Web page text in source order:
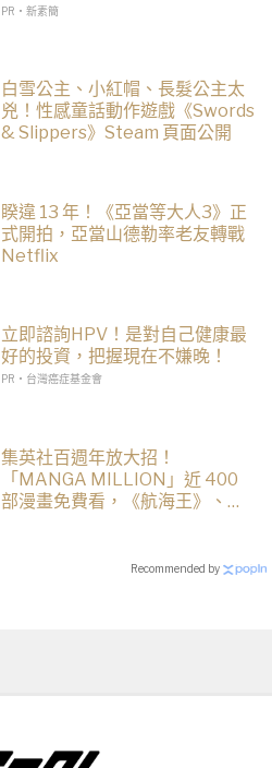
PR・新素簡
白雪公主、小紅帽、長髮公主太
兇！性感童話動作遊戲《Swords
& Slippers》Steam 頁面公開
睽違 13 年！《亞當等大人3》正
式開拍，亞當山德勒率老友轉戰
Netflix
立即諮詢HPV！是對自己健康最
好的投資，把握現在不嫌晚！
PR・台灣癌症基金會
集英社百週年放大招！
「MANGA MILLION」近 400
部漫畫免費看，《航海王》、
Recommended by